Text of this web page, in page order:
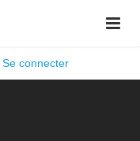
Se connecter